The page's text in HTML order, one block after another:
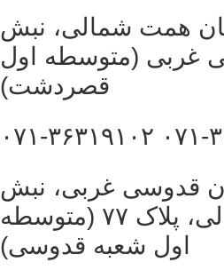
همت شمالی، نبش
غربی (متوسطه اول
قصردشت)
۰۷۱-۳۶۳۱۹۱۰۲
قدوسی غربی، نبش
محلاتی شمالی، پلاک ۷۷ (متوسطه
اول شعبه قدوسی)